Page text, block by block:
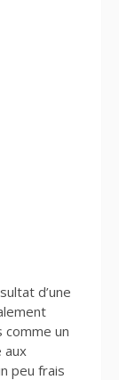
d’une
comme un
aux
peu frais